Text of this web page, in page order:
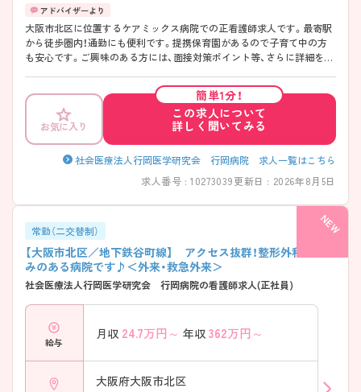
大阪市北区に位置するケアミックス病院での正看護師求人です。最寄駅
から徒歩圏内！通勤にも便利です。提携保育園があるので子育て中の方
も安心です。ご興味のある方には、面接対策ポイント等、さらに詳細をお
お気に入り
簡単1分！
この求人について
詳しく聞いてみる
社会医療法人行岡医学研究会 行岡病院 求人一覧はこちら
求人番号 : 10273039更新日 : 2026年8月5日
常勤（二交替制）
【大阪市北区／地下鉄谷町線】 アクセス抜群！整形外科に強
みのある病院です♪＜外来・救急外来＞
社会医療法人行岡医学研究会 行岡病院の看護師求人(正社員)
給与
月収 24.7万円～ 年収 362万円～
大阪府大阪市北区